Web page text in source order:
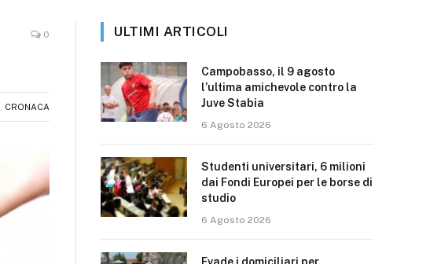
0
CRONACA
ULTIMI ARTICOLI
Campobasso, il 9 agosto
l’ultima amichevole contro la
Juve Stabia
6 Agosto 2026
Studenti universitari, 6 milioni
dai Fondi Europei per le borse di
studio
6 Agosto 2026